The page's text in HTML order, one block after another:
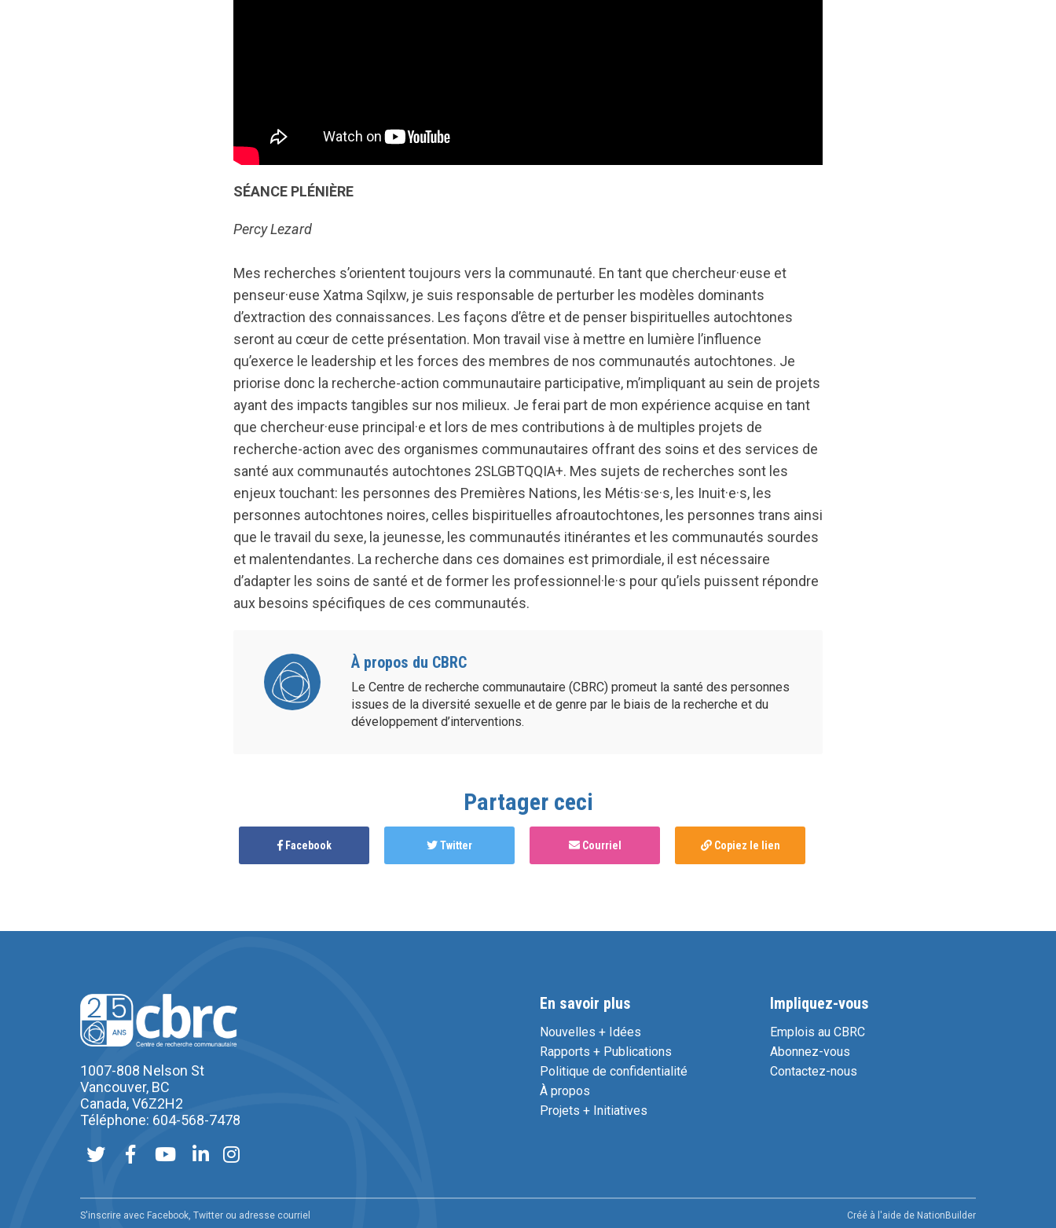
SÉANCE PLÉNIÈRE
Percy Lezard
Mes recherches s’orientent toujours vers la communauté. En tant que chercheur·euse et
penseur·euse Xatma Sqilxw, je suis responsable de perturber les modèles dominants
d’extraction des connaissances. Les façons d’être et de penser bispirituelles autochtones
seront au cœur de cette présentation. Mon travail vise à mettre en lumière l’influence
qu’exerce le leadership et les forces des membres de nos communautés autochtones. Je
priorise donc la recherche-action communautaire participative, m’impliquant au sein de projets
ayant des impacts tangibles sur nos milieux. Je ferai part de mon expérience acquise en tant
que chercheur·euse principal·e et lors de mes contributions à de multiples projets de
recherche-action avec des organismes communautaires offrant des soins et des services de
santé aux communautés autochtones 2SLGBTQQIA+. Mes sujets de recherches sont les
enjeux touchant: les personnes des Premières Nations, les Métis·se·s, les Inuit·e·s, les
personnes autochtones noires, celles bispirituelles afroautochtones, les personnes trans ainsi
que le travail du sexe, la jeunesse, les communautés itinérantes et les communautés sourdes
et malentendantes. La recherche dans ces domaines est primordiale, il est nécessaire
d’adapter les soins de santé et de former les professionnel·le·s pour qu’iels puissent répondre
aux besoins spécifiques de ces communautés.
À propos du CBRC
Le Centre de recherche communautaire (CBRC) promeut la santé des personnes
issues de la diversité sexuelle et de genre par le biais de la recherche et du
développement d’interventions.
Partager ceci
Facebook Twitter Courriel Copiez le lien
1007-808 Nelson St
Vancouver, BC
Canada, V6Z2H2
Téléphone: 604-568-7478
En savoir plus
Nouvelles + Idées
Rapports + Publications
Politique de confidentialité
À propos
Projets + Initiatives
Impliquez-vous
Emplois au CBRC
Abonnez-vous
Contactez-nous
S'inscrire avec Facebook, Twitter ou adresse courriel Créé à l'aide de NationBuilder